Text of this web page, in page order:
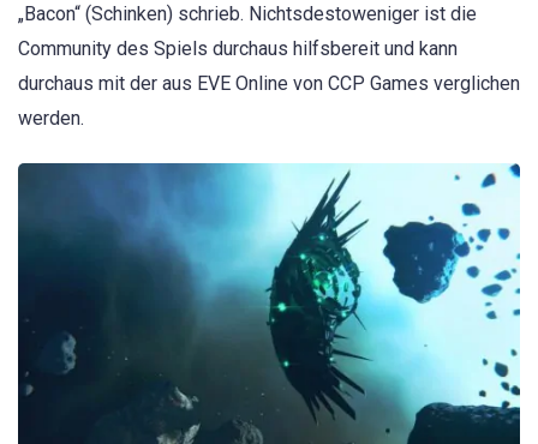
„Bacon“ (Schinken) schrieb. Nichtsdestoweniger ist die
Community des Spiels durchaus hilfsbereit und kann
durchaus mit der aus EVE Online von CCP Games verglichen
werden.